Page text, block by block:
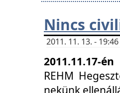
Nincs
2011. 11. 13. -
2011.11.17-
REHM
nekünk